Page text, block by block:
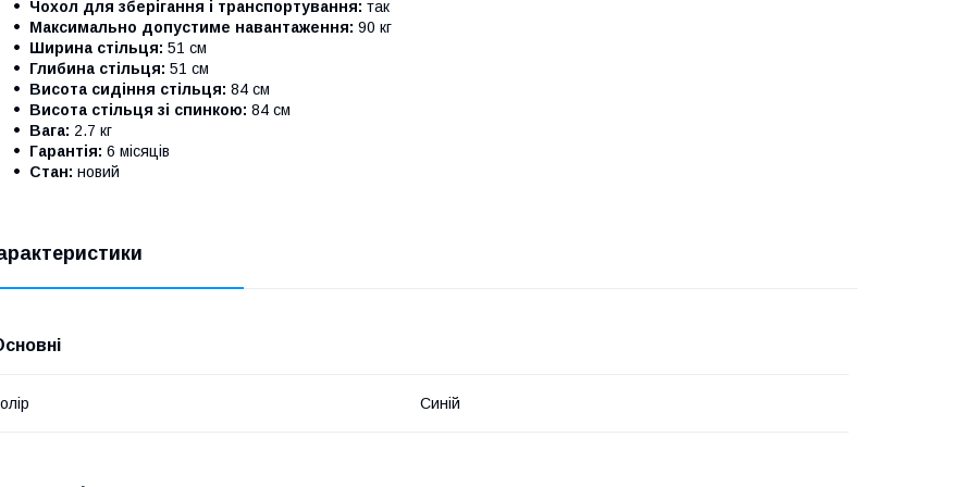
Чохол для зберігання і транспортування: так
Максимально допустиме навантаження: 90 кг
Ширина стільця: 51 см
Глибина стільця: 51 см
Висота сидіння стільця: 84 см
Висота стільця зі спинкою: 84 см
Вага: 2.7 кг
Гарантія: 6 місяців
Стан: новий
Синій